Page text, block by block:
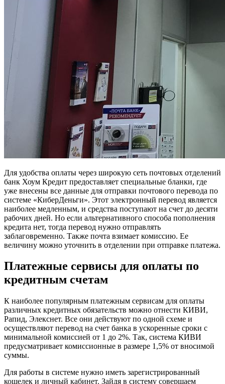
Для удобства оплаты через широкую сеть почтовых отделений
банк Хоум Кредит предоставляет специальные бланки, где
уже внесены все данные для отправки почтового перевода по
системе «КиберДеньги». Этот электронный перевод является
наиболее медленным, и средства поступают на счет до десяти
рабочих дней. Но если альтернативного способа пополнения
кредита нет, тогда перевод нужно отправлять
заблаговременно. Также почта взимает комиссию. Ее
величину можно уточнить в отделении при отправке платежа.
Платежные сервисы для оплаты по
кредитным счетам
К наиболее популярным платежным сервисам для оплаты
различных кредитных обязательств можно отнести КИВИ,
Рапид, Элекснет. Все они действуют по одной схеме и
осуществляют перевод на счет банка в ускоренные сроки с
минимальной комиссией от 1 до 2%. Так, система КИВИ
предусматривает комиссионные в размере 1,5% от вносимой
суммы.
Для работы в системе нужно иметь зарегистрированный
кошелек и личный кабинет. Зайдя в систему совершаем